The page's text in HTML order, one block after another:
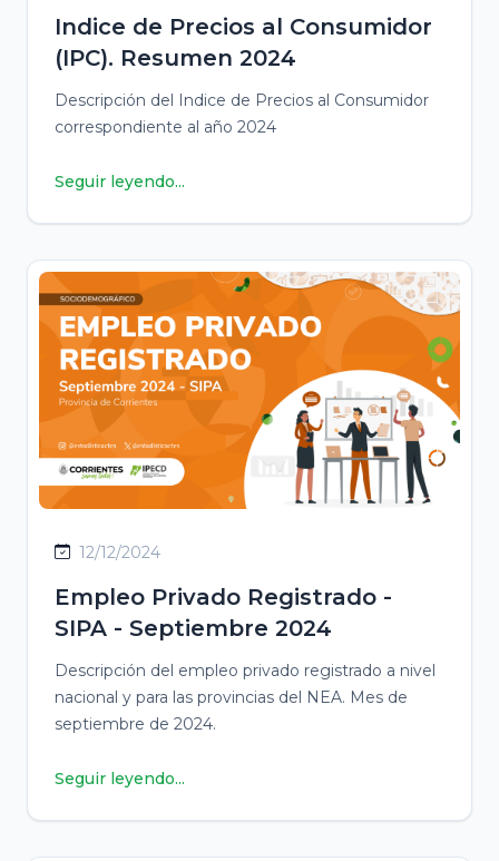
Indice de Precios al Consumidor
(IPC). Resumen 2024
Descripción del Indice de Precios al Consumidor
correspondiente al año 2024
Seguir leyendo...
12/12/2024
Empleo Privado Registrado -
SIPA - Septiembre 2024
Descripción del empleo privado registrado a nivel
nacional y para las provincias del NEA. Mes de
septiembre de 2024.
Seguir leyendo...